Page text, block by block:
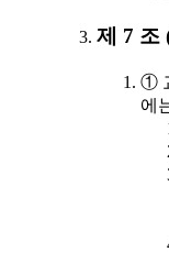
제 7 조
①
에